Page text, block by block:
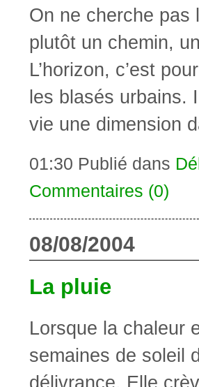
On ne cherche pas
plutôt un chemin,
L’horizon, c’est
les blasés urbains.
vie une dimension
01:30 Publié dans
Commentaires (0)
08/08/2004
La pluie
Lorsque la chaleur
semaines de soleil
délivrance. Elle